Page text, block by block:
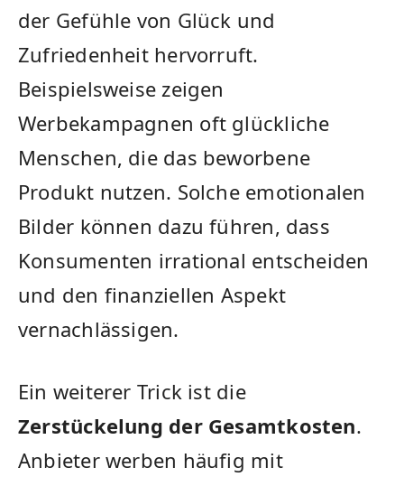
der Gefühle von Glück und
Zufriedenheit hervorruft.
Beispielsweise zeigen
Werbekampagnen oft glückliche
Menschen, die das beworbene
Produkt nutzen. Solche emotionalen
Bilder können dazu führen, dass
Konsumenten irrational entscheiden
und den finanziellen Aspekt
vernachlässigen.
Ein weiterer Trick ist die
Zerstückelung der Gesamtkosten.
Anbieter werben häufig mit